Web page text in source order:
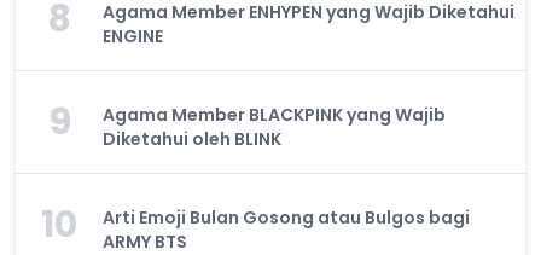
8
Agama Member ENHYPEN yang Wajib Diketahui
ENGINE
9
Agama Member BLACKPINK yang Wajib
Diketahui oleh BLINK
10
Arti Emoji Bulan Gosong atau Bulgos bagi
ARMY BTS